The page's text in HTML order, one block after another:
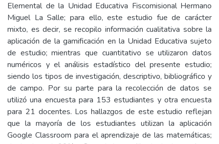
Elemental de la Unidad Educativa Fiscomisional Hermano
Miguel La Salle; para ello, este estudio fue de carácter
mixto, es decir, se recopilo información cualitativa sobre la
aplicación de la gamificación en la Unidad Educativa sujeto
de estudio; mientras que cuantitativo se utilizaron datos
numéricos y el análisis estadístico del presente estudio;
siendo los tipos de investigación, descriptivo, bibliográfico y
de campo. Por su parte para la recolección de datos se
utilizó una encuesta para 153 estudiantes y otra encuesta
para 21 docentes. Los hallazgos de este estudio reflejan
que la mayoría de los estudiantes utilizan la aplicación
Google Classroom para el aprendizaje de las matemáticas;